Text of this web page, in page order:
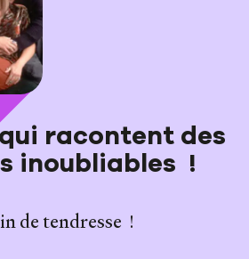
racontent des
inoubliables !
de tendresse !